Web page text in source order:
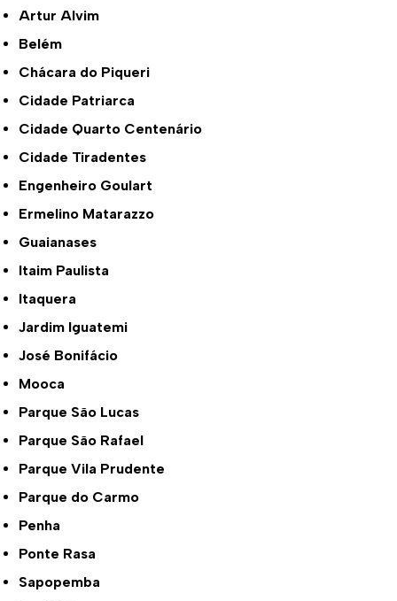
Artur Alvim
Belém
Chácara do Piqueri
Cidade Patriarca
Cidade Quarto Centenário
Cidade Tiradentes
Engenheiro Goulart
Ermelino Matarazzo
Guaianases
Itaim Paulista
Itaquera
Jardim Iguatemi
José Bonifácio
Mooca
Parque São Lucas
Parque São Rafael
Parque Vila Prudente
Parque do Carmo
Penha
Ponte Rasa
Sapopemba